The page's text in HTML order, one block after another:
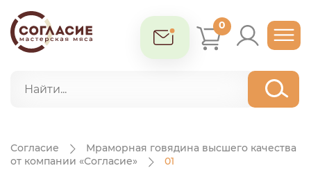
0
Согласие
Мраморная говядина высшего качества
от компании «Согласие»
01